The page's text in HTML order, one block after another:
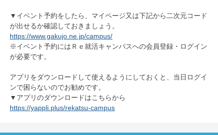
▼イベント予約をしたら、マイページ又は下記から二次元コード
が出せるか確認しておきましょう。
https://www.gakujo.ne.jp/campus/
※イベント予約にはＲｅ就活キャンパスへの会員登録・ログイン
が必要です。
アプリをダウンロードして使えるようにしておくと、当日ログイ
ンで困らないのでお勧めです。
▼アプリのダウンロードはこちらから
https://yappli.plus/rekatsu-campus